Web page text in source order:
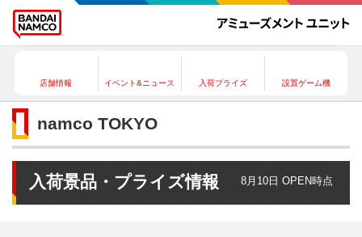
店舗情報 イベント&ニュース 入荷プライズ 設置ゲーム機
namco TOKYO
入荷景品・プライズ情報 8月10日 OPEN時点